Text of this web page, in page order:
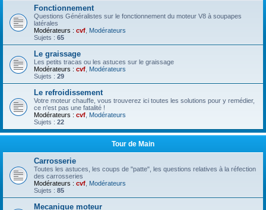
Fonctionnement
Questions Généralistes sur le fonctionnement du moteur V8 à soupapes
latérales
Modérateurs : cvf Modérateurs
Sujets : 65
Le graissage
Les petits tracas ou les astuces sur le graissage
Modérateurs : cvf Modérateurs
Sujets : 29
Le refroidissement
Votre moteur chauffe, vous trouverez ici toutes les solutions pour y remédier,
ce n'est pas une fatalité !
Modérateurs : cvf Modérateurs
Sujets : 22
Tour de Main
Carrosserie
Toutes les astuces, les coups de "patte", les questions relatives à la réfection
des carrosseries
Modérateurs : cvf Modérateurs
Sujets : 85
Mecanique moteur